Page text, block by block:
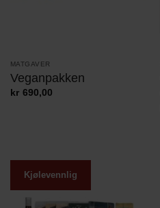
MATGAVER
Veganpakken
kr 690,00
Kjølevennlig